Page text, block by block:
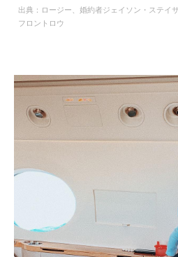
出典： ロージー、婚約者ジェイソン・ステイ
フロントロウ